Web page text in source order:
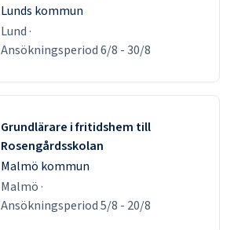
Lunds kommun
Lund ·
Ansökningsperiod6/8 -30/8
Grundlärare i fritidshem till
Rosengårdsskolan
Malmö kommun
Malmö ·
Ansökningsperiod5/8 - 20/8